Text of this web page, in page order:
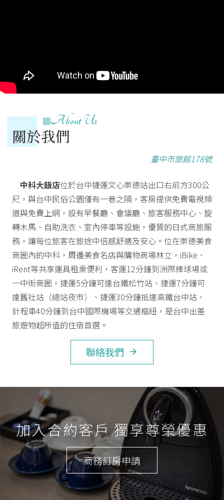
About Us
關於我們
臺中市旅館178號
中科大飯店位於台中捷運文心崇德站出口右前方300公
尺，與台中民俗公園僅有一巷之隔，客房提供免費電視頻
道與免費上網，設有早餐廳、會議廳、旅客服務中心、旋
轉木馬、自助洗衣、室內停車等設施，優質的日式商旅服
務，讓每位旅客在旅途中倍感舒適及安心。位在崇德美食
商圈內的中科，周邊美食名店與購物商場林立，iBike、
iRent等共享運具租乘便利，客運12分鐘到洲際棒球場或
一中街商圈，捷運5分鐘可達台鐵松竹站、捷運7分鐘可
達舊社站（總站夜市）、捷運30分鐘抵達高鐵台中站、
計程車40分鐘到台中國際機場等交通樞紐，是台中出差
旅遊物超所值的住宿首選。
聯絡我們 arrow_forward
加入合約客戶 獨享尊榮優惠
商務訂房申請